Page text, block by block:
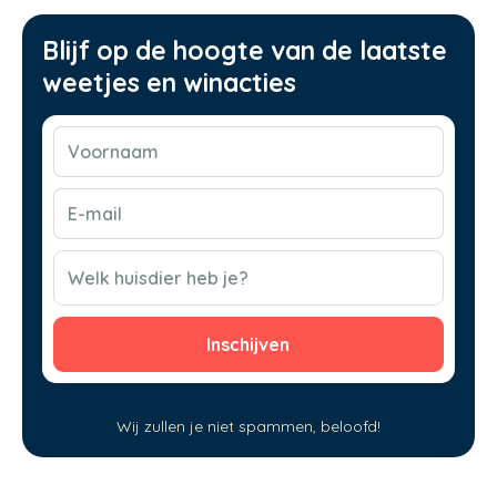
Blijf op de hoogte van de laatste
weetjes en winacties
Voornaam
(Vereist)
E-
mail
(Vereist)
CAPTCHA
Welk huisdier heb je?
Wij zullen je niet spammen, beloofd!